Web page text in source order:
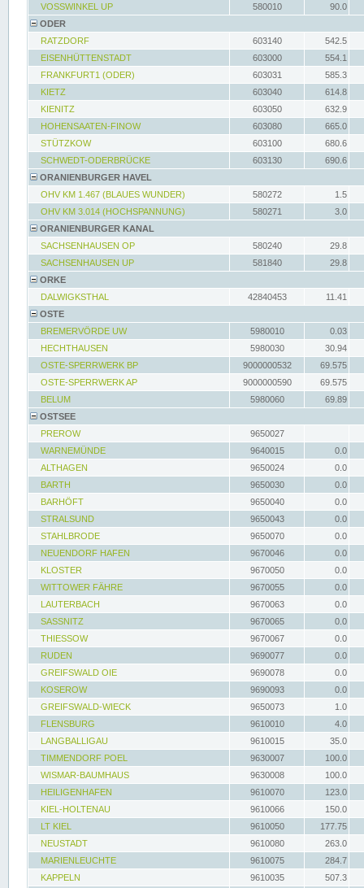
VOSSWINKEL UP
580010
90.0
ODER
RATZDORF
603140
542.5
EISENHÜTTENSTADT
603000
554.1
FRANKFURT1 (ODER)
603031
585.3
KIETZ
603040
614.8
KIENITZ
603050
632.9
HOHENSAATEN-FINOW
603080
665.0
STÜTZKOW
603100
680.6
SCHWEDT-ODERBRÜCKE
603130
690.6
ORANIENBURGER HAVEL
OHV KM 1.467 (BLAUES WUNDER)
580272
1.5
OHV KM 3.014 (HOCHSPANNUNG)
580271
3.0
ORANIENBURGER KANAL
SACHSENHAUSEN OP
580240
29.8
SACHSENHAUSEN UP
581840
29.8
ORKE
DALWIGKSTHAL
42840453
11.41
OSTE
BREMERVÖRDE UW
5980010
0.03
HECHTHAUSEN
5980030
30.94
OSTE-SPERRWERK BP
9000000532
69.575
OSTE-SPERRWERK AP
9000000590
69.575
BELUM
5980060
69.89
OSTSEE
PREROW
9650027
WARNEMÜNDE
9640015
0.0
ALTHAGEN
9650024
0.0
BARTH
9650030
0.0
BARHÖFT
9650040
0.0
STRALSUND
9650043
0.0
STAHLBRODE
9650070
0.0
NEUENDORF HAFEN
9670046
0.0
KLOSTER
9670050
0.0
WITTOWER FÄHRE
9670055
0.0
LAUTERBACH
9670063
0.0
SASSNITZ
9670065
0.0
THIESSOW
9670067
0.0
RUDEN
9690077
0.0
GREIFSWALD OIE
9690078
0.0
KOSEROW
9690093
0.0
GREIFSWALD-WIECK
9650073
1.0
FLENSBURG
9610010
4.0
LANGBALLIGAU
9610015
35.0
TIMMENDORF POEL
9630007
100.0
WISMAR-BAUMHAUS
9630008
100.0
HEILIGENHAFEN
9610070
123.0
KIEL-HOLTENAU
9610066
150.0
LT KIEL
9610050
177.75
NEUSTADT
9610080
263.0
MARIENLEUCHTE
9610075
284.7
KAPPELN
9610035
507.3